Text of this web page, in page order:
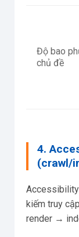
Độ bao
chủ đề
4.
(crawl/
Accessibility
kiếm truy
render →